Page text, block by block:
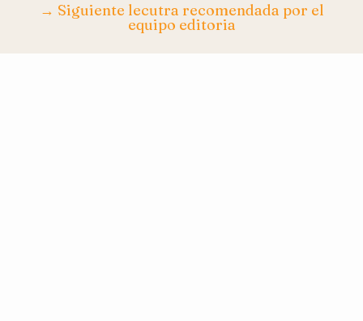
→ Siguiente lecutra recomendada por el
equipo editoria